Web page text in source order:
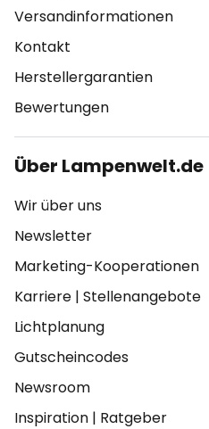
Versandinformationen
Kontakt
Herstellergarantien
Bewertungen
Über Lampenwelt.de
Wir über uns
Newsletter
Marketing-Kooperationen
Karriere | Stellenangebote
Lichtplanung
Gutscheincodes
Newsroom
Inspiration | Ratgeber